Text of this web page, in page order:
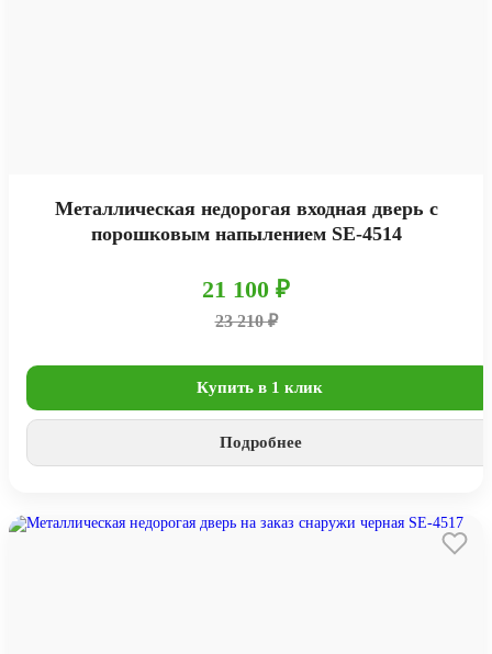
Металлическая недорогая входная дверь с
порошковым напылением SE-4514
21 100 ₽
23 210 ₽
Купить в 1 клик
Подробнее